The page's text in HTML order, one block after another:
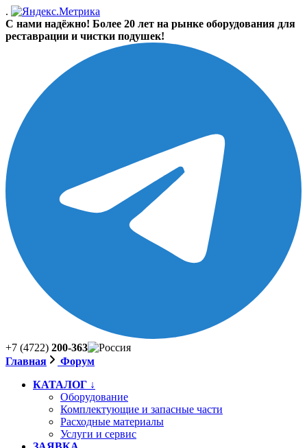
.
С нами надёжно! Более 20 лет на рынке оборудования для
реставрации и чистки подушек!
+7 (4722) 200-363
Главная
Форум
КАТАЛОГ ↓
Оборудование
Комплектующие и запасные части
Расходные материалы
Услуги и сервис